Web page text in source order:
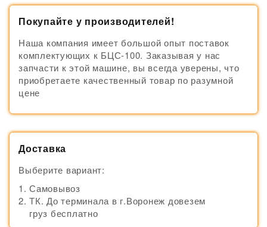
Покупайте у производителей!
Наша компания имеет большой опыт поставок
комплектующих к БЦС-100. Заказывая у нас
запчасти к этой машине, вы всегда уверены, что
приобретаете качественный товар по разумной
цене
Доставка
Выберите вариант:
Самовывоз
ТК. До терминала в г.Воронеж довезем
груз бесплатно